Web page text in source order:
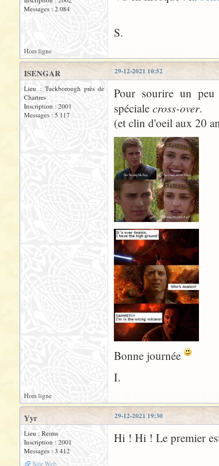
Messages : 2 084
S.
Hors ligne
29-12-2021 10:52
ISENGAR
Lieu : Tuckborough près de
Chartres
Inscription : 2001
Messages : 5 117
Pour sourire un
spéciale cross-over.
(et clin d'oeil aux 20
Bonne journée
I.
Hors ligne
29-12-2021 19:30
Yyr
Lieu : Reims
Inscription : 2001
Messages : 3 412
Site Web
Hi ! Hi ! Le premier